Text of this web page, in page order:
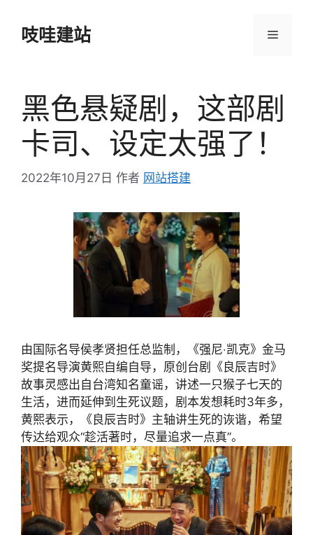
吱哇建站 菜
黑色悬疑剧，这部剧
卡司、设定太强了！
2022年10月27日 作者 网站搭建
由国际名导侯孝贤担任总监制，《强尼‧凯克》金马
奖提名导演黄熙自编自导，原创台剧《良辰吉时》
故事灵感出自台湾知名童谣，讲述一只猴子七天的
生活，进而延伸到生死议题，剧本发想耗时3年多，
黄熙表示，《良辰吉时》主轴讲生死的诙谐，希望
传达给观众“趁活著时，尽量追求一点真”。